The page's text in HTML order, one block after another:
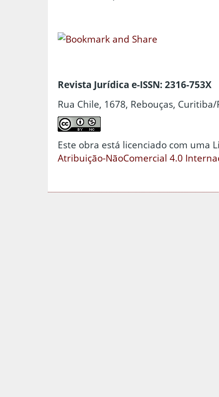
Revista Jurídica e-ISSN: 2316-753X
Rua Chile, 1678, Rebouças, Curitiba/
Este obra está licenciado com uma
Atribuição-NãoComercial 4.0